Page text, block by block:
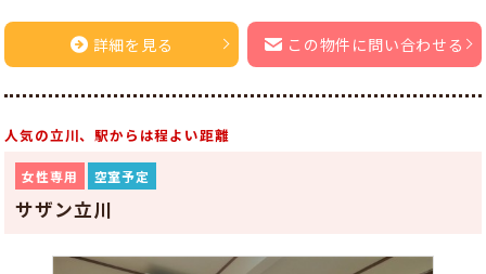
詳細を見る この物件に問い合わせる
人気の立川、駅からは程よい距離
女性専用 空室予定
サザン立川